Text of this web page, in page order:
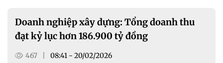
Doanh nghiệp xây dựng: Tổng doanh thu
đạt kỷ lục hơn 186.900 tỷ đồng
467 08:41 - 20/02/2026